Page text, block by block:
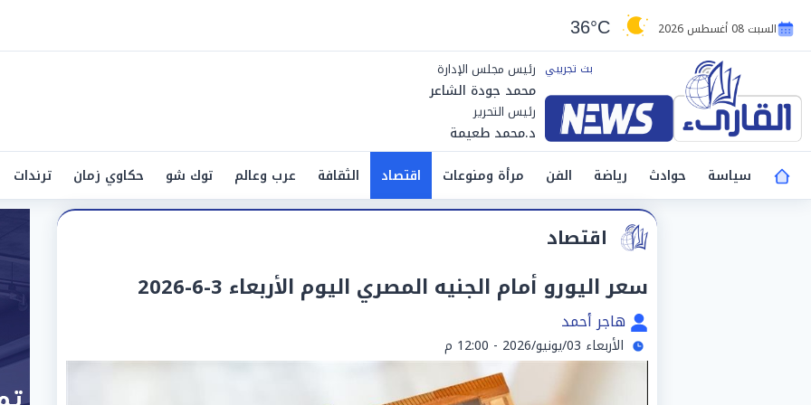
السبت 08 أغسطس 2026 36°C
رئيس مجلس الإدارة
محمد جودة الشاعر
رئيس التحرير
د.محمد طعيمة
سياسة
حوادث رياضة الفن مرأة ومنوعات اقتصاد الثقافة عرب وعالم توك شو حكاوي زمان ترندات
اقتصاد
سعر اليورو أمام الجنيه المصري اليوم الأربعاء 3-6-2026
هاجر أحمد
الأربعاء 03/يونيو/2026 - 12:00 م